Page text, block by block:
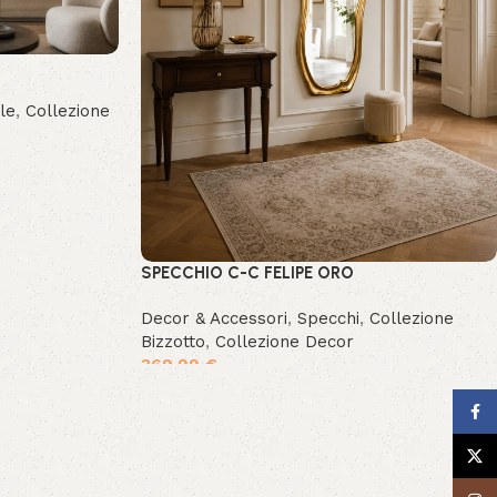
, Collezione
SPECCHIO C-C FELIPE ORO
Decor & Accessori, Specchi, Collezione
Bizzotto, Collezione Decor
369.99 €